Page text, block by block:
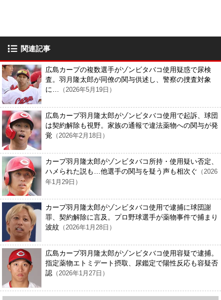
関連記事
広島カープの複数選手がゾンビタバコ使用疑惑で尿検
査。羽月隆太郎が同僚の関与供述し、警察の捜査対象
に…
（2026年5月19日）
広島カープ羽月隆太郎がゾンビタバコ使用で起訴、球団
は契約解除も視野。家族の通報で違法薬物への関与が発
覚 （2026年2月18日）
カープ羽月隆太郎がゾンビタバコ所持・使用疑い否定、
ハメられた説も…他選手の関与を疑う声も相次ぐ （2026
年1月29日）
カープ羽月隆太郎がゾンビタバコ使用で逮捕に球団謝
罪、契約解除に言及。プロ野球選手が薬物事件で捕まり
波紋 （2026年1月28日）
広島カープ羽月隆太郎がゾンビタバコ使用容疑で逮捕。
指定薬物エトミデート摂取、尿鑑定で陽性反応も容疑否
認 （2026年1月27日）